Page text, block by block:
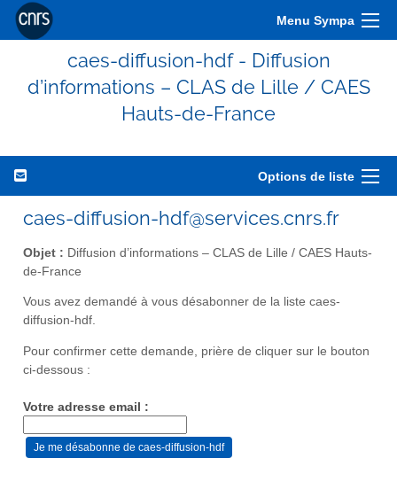
Menu Sympa
caes-diffusion-hdf - Diffusion
d’informations – CLAS de Lille / CAES
Hauts-de-France
Options de liste
caes-diffusion-hdf@services.cnrs.fr
Objet : Diffusion d’informations – CLAS de Lille / CAES Hauts-
de-France
Vous avez demandé à vous désabonner de la liste caes-
diffusion-hdf.
Pour confirmer cette demande, prière de cliquer sur le bouton
ci-dessous :
Votre adresse email :